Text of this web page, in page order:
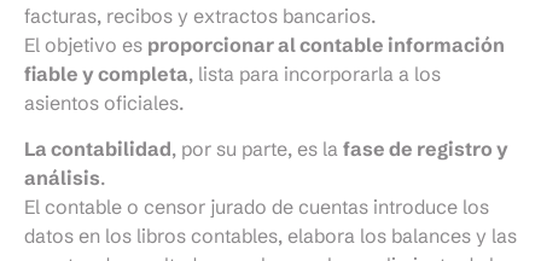
facturas, recibos y extractos bancarios.
El objetivo es proporcionar al contable información
fiable y completa, lista para incorporarla a los
asientos oficiales.
La contabilidad, por su parte, es la fase de registro y
análisis.
El contable o censor jurado de cuentas introduce los
datos en los libros contables, elabora los balances y las